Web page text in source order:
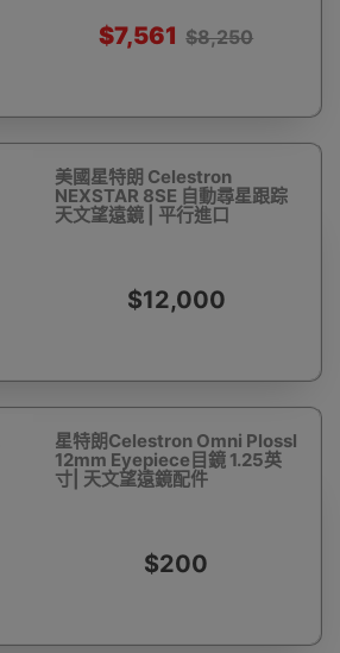
$7,561 $8,250
美國星特朗 Celestron
NEXSTAR 8SE 自動尋星跟踪
天文望遠鏡 | 平行進口
$12,000
星特朗Celestron Omni Plossl
12mm Eyepiece目鏡 1.25英
寸| 天文望遠鏡配件
$200